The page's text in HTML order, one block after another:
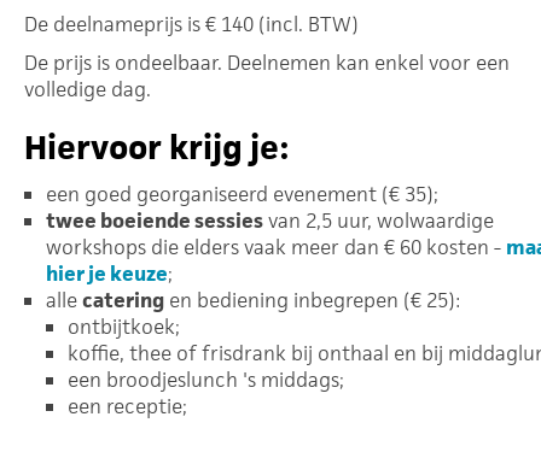
De deelnameprijs is € 140 (incl. BTW)
De prijs is ondeelbaar. Deelnemen kan enkel voor een
volledige dag.
Hiervoor krijg je:
een goed georganiseerd evenement (€ 35);
twee boeiende sessiesvan 2,5 uur, wolwaardige
workshops die elders vaak meer dan € 60 kosten -
hier je keuze;
allecatering en bediening inbegrepen (€ 25):
ontbijtkoek;
koffie, thee of frisdrank bij onthaal en bij
een broodjeslunch 's middags;
een receptie;